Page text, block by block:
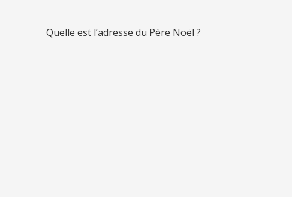
Quelle est l’adresse du Père Noël ?